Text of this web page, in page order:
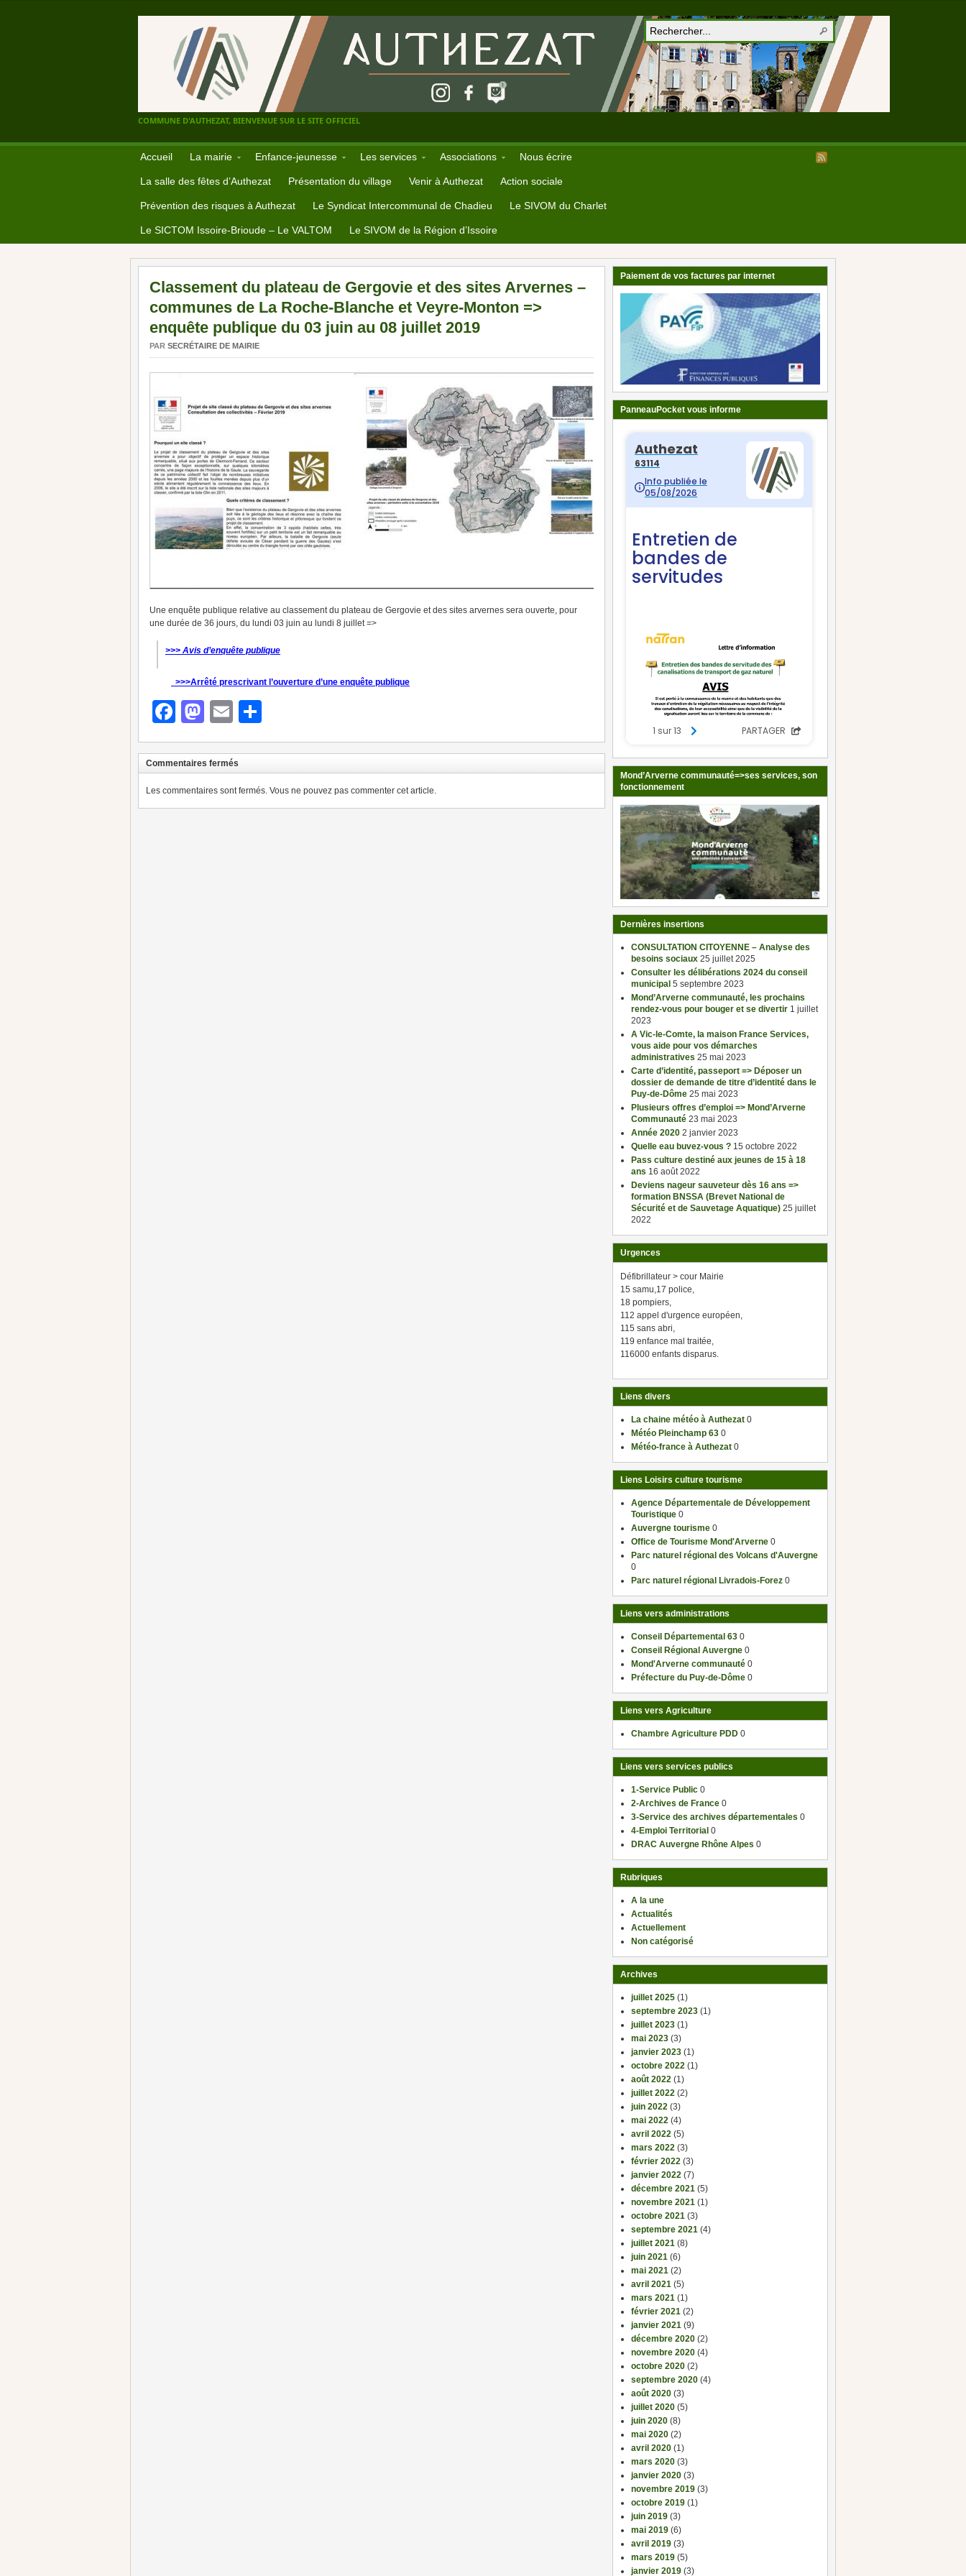
COMMUNE D'AUTHEZAT, BIENVENUE SUR LE SITE OFFICIEL
Accueil La mairie Enfance-jeunesse Les services Associations Nous écrire
La salle des fêtes d’Authezat Présentation du village Venir à Authezat Action sociale
Prévention des risques à Authezat Le Syndicat Intercommunal de Chadieu Le SIVOM du Charlet
Le SICTOM Issoire-Brioude – Le VALTOM Le SIVOM de la Région d’Issoire
Classement du plateau de Gergovie et des sites Arvernes –
communes de La Roche-Blanche et Veyre-Monton =>
enquête publique du 03 juin au 08 juillet 2019
PAR SECRÉTAIRE DE MAIRIE
Une enquête publique relative au classement du plateau de Gergovie et des sites arvernes sera ouverte, pour
une durée de 36 jours, du lundi 03 juin au lundi 8 juillet =>
>>> Avis d’enquête publique
>>>Arrêté prescrivant l’ouverture d’une enquête publique
Facebook
Mastodon
Email
Commentaires fermés
Les commentaires sont fermés. Vous ne pouvez pas commenter cet article.
Paiement de vos factures par internet
PanneauPocket vous informe
Mond’Arverne communauté=>ses services, son
fonctionnement
Dernières insertions
CONSULTATION CITOYENNE – Analyse des
besoins sociaux 25 juillet 2025
Consulter les délibérations 2024 du conseil
municipal 5 septembre 2023
Mond’Arverne communauté, les prochains
rendez-vous pour bouger et se divertir 1 juillet
2023
A Vic-le-Comte, la maison France Services,
vous aide pour vos démarches
administratives 25 mai 2023
Carte d’identité, passeport => Déposer un
dossier de demande de titre d’identité dans le
Puy-de-Dôme 25 mai 2023
Plusieurs offres d’emploi => Mond’Arverne
Communauté 23 mai 2023
Année 2020 2 janvier 2023
Quelle eau buvez-vous ? 15 octobre 2022
Pass culture destiné aux jeunes de 15 à 18
ans 16 août 2022
Deviens nageur sauveteur dès 16 ans =>
formation BNSSA (Brevet National de
Sécurité et de Sauvetage Aquatique) 25 juillet
2022
Urgences
Défibrillateur > cour Mairie
15 samu,17 police,
18 pompiers,
112 appel d'urgence européen,
115 sans abri,
119 enfance mal traitée,
116000 enfants disparus.
Liens divers
La chaine météo à Authezat 0
Météo Pleinchamp 63 0
Météo-france à Authezat 0
Liens Loisirs culture tourisme
Agence Départementale de Développement
Touristique 0
Auvergne tourisme 0
Office de Tourisme Mond'Arverne 0
Parc naturel régional des Volcans d'Auvergne
0
Parc naturel régional Livradois-Forez 0
Liens vers administrations
Conseil Départemental 63 0
Conseil Régional Auvergne 0
Mond'Arverne communauté 0
Préfecture du Puy-de-Dôme 0
Liens vers Agriculture
Chambre Agriculture PDD 0
Liens vers services publics
1-Service Public 0
2-Archives de France 0
3-Service des archives départementales 0
4-Emploi Territorial 0
DRAC Auvergne Rhône Alpes 0
Rubriques
A la une
Actualités
Actuellement
Non catégorisé
Archives
juillet 2025 (1)
septembre 2023 (1)
juillet 2023 (1)
mai 2023 (3)
janvier 2023 (1)
octobre 2022 (1)
août 2022 (1)
juillet 2022 (2)
juin 2022 (3)
mai 2022 (4)
avril 2022 (5)
mars 2022 (3)
février 2022 (3)
janvier 2022 (7)
décembre 2021 (5)
novembre 2021 (1)
octobre 2021 (3)
septembre 2021 (4)
juillet 2021 (8)
juin 2021 (6)
mai 2021 (2)
avril 2021 (5)
mars 2021 (1)
février 2021 (2)
janvier 2021 (9)
décembre 2020 (2)
novembre 2020 (4)
octobre 2020 (2)
septembre 2020 (4)
août 2020 (3)
juillet 2020 (5)
juin 2020 (8)
mai 2020 (2)
avril 2020 (1)
mars 2020 (3)
janvier 2020 (3)
novembre 2019 (3)
octobre 2019 (1)
juin 2019 (3)
mai 2019 (6)
avril 2019 (3)
mars 2019 (5)
janvier 2019 (3)